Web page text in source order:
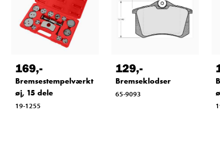
169,-
Bremsestempelværkt
øj, 15 dele
19-1255
129,-
Bremseklodser
65-9093